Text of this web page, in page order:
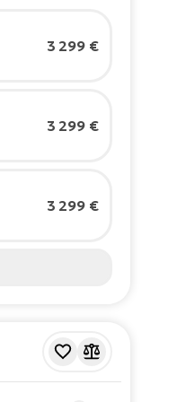
3 299 €
3 299 €
3 299 €